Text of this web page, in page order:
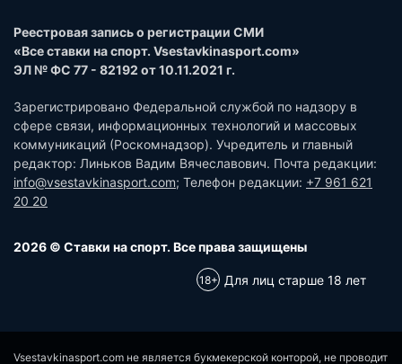
Реестровая запись о регистрации СМИ
«Все ставки на спорт. Vsestavkinasport.com»
ЭЛ № ФС 77 - 82192 от 10.11.2021 г.
Зарегистрировано Федеральной службой по надзору в
сфере связи, информационных технологий и массовых
коммуникаций (Роскомнадзор). Учредитель и главный
редактор: Линьков Вадим Вячеславович. Почта редакции:
info@vsestavkinasport.com; Телефон редакции: +7 961 621
20 20
2026 © Ставки на спорт. Все права защищены
Для лиц старше 18 лет
Vsestavkinasport.com не является букмекерской конторой, не проводит